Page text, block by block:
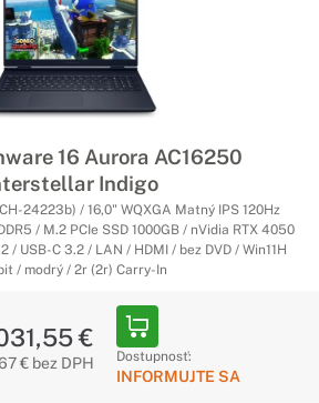
16 Aurora AC16250
Indigo
24223b) / 16,0" WQXGA Matný IPS 120Hz
/ M.2 PCIe SSD 1000GB / nVidia RTX 4050
/ USB-C 3.2 / LAN / HDMI / bez DVD / Win11H
/ modrý / 2r (2r) Carry-In
€
€ bez DPH Dostupnosť:
INFORMUJTE SA